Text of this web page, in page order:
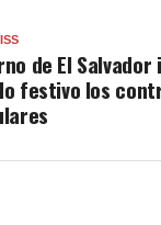
de El
festivo los